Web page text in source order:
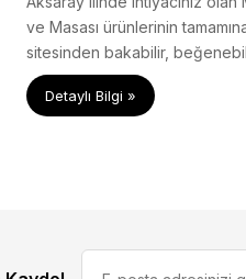
ve Masası ürünlerinin
sitesinden bakabilir,
verebilirsiniz.
Detaylı Bilgi »